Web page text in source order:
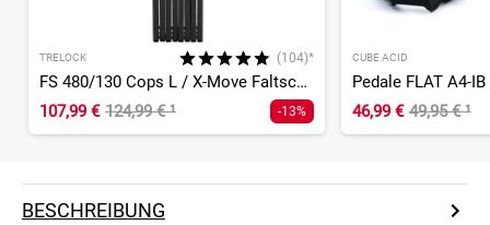
TRELOCK (104)*
FS 480/130 Cops L / X-Move Faltschloss
107,99 € 124,99 €¹ -13%
CUBE ACID
Pedale FLAT A4-
46,99 € 49,95 €¹
BESCHREIBUNG